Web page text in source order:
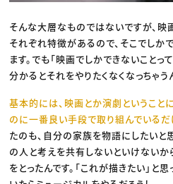
そんな大層なものではないですが、映
それぞれ特徴があるので、そこでしか
ます。でも「映画でしかできないことっ
分かるとそれをやりたくなくなっちゃう
基本的には、映画とか演劇ということ
のに一番良い手段で取り組んでいるだ
たのも、自分の家族を物語にしたいと
の人と考えを共有しないといけない
をとったんです。「これが描きたい」と